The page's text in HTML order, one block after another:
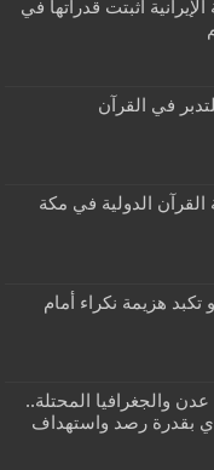
أثبتت قدراتها في
في القرآن
هزيمة نكراء أمام
والجغرافيا المحتلة..
بقدرة رصد واستهداف